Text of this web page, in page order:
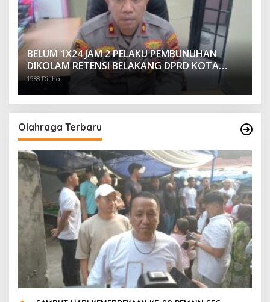
BELUM 1X24 JAM 2 PELAKU PEMBUNUHAN
DIKOLAM RETENSI BELAKANG DPRD KOTA
PALEMBANG TELAH DIRINGKUS ANGGOTA
1588 Dilihat
Olahraga Terbaru